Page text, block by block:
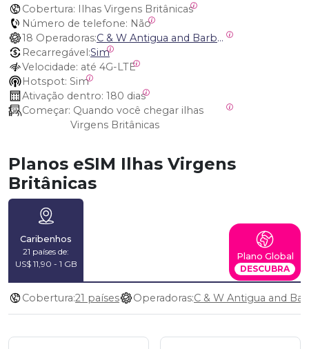
Cobertura: Ilhas Virgens Britânicas
Número de telefone: Não
18 Operadoras:
C & W Antigua and Barbuda, Cable and Wireless Anguilla, Cable & Wireless - LIME, Setel Netherlands Antilles, BTC Bahamas, C&W (Flow), Claro, Bouygues/DigiCel, Dauphin, Free, Cable & Wireless Jamaica, Cable & Wireless Saint Kitts and Nevis, Cable & Wireless Saint Lucia, Cable & Wireless Montserrat, Liberty, Telephone Company Puerto Rico , Cable & Wireless, C & W Saint Vincent and Grenadines
Recarregável:Sim
Velocidade: até 4G-LTE
Hotspot: Sim
Ativação dentro: 180 dias
Começar:
Virgens Britânicas
Planos eSIM Ilhas Virgens
Britânicas
Caribenhos
21 países de:
US$ 11,90 - 1 GB
Plano Global
DESCUBRA
Cobertura:21 países Operadoras: